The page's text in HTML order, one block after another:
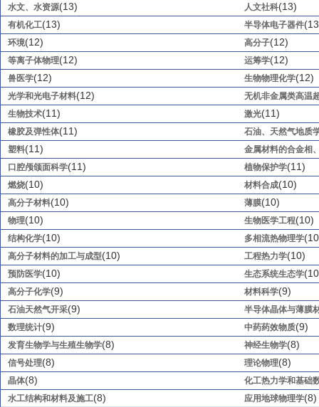
水文、水资源(13) 人文社科(13)
有机化工(13) 半导体电子器件
环境(12) 高分子(12)
等离子体物理(12) 运筹学(12)
兽医学(12) 生物物理化学(12)
光学和光电子材料(12)
无机非金属类高温
生物技术(11) 激光(11)
橡胶及弹性体(11)
石油、天然气地质
塑料(11)
金属材料的合金相
口腔颅颌面科学(11) 植物保护学(11)
燃烧(10) 材料合成(10)
高分子材料(10) 薄膜(10)
物理(10) 生物医学工程(10)
结构化学(10) 多相流热物理学
高分子材料的加工与成型(10) 工程热力学(10)
预防医学(10) 生态系统生态学
高分子化学(9) 材料科学(9)
石油天然气开采(9)
半导体晶体与薄膜
数理统计(9) 中药药效物质(9)
发育生物学与生殖生物学(8) 神经生物学(8)
信号处理(8) 理论物理(8)
晶体(8)
化工热力学和基础
水工结构和材料及施工(8) 应用地球物理学(8)